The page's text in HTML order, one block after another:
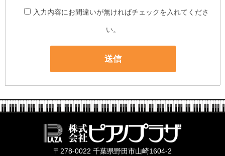
入力内容にお間違いが無ければチェックを入れてくださ
い。
〒278-0022 千葉県野田市山崎1604-2